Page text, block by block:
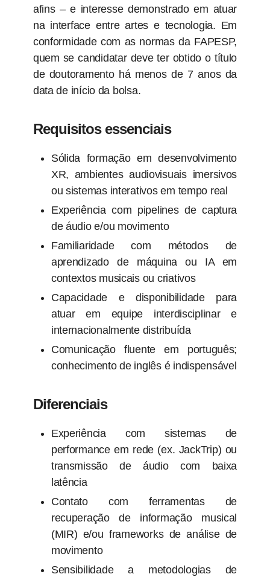
afins – e interesse demonstrado em atuar
na interface entre artes e tecnologia. Em
conformidade com as normas da FAPESP,
quem se candidatar deve ter obtido o título
de doutoramento há menos de 7 anos da
data de início da bolsa.
Requisitos essenciais
Sólida formação em desenvolvimento
XR, ambientes audiovisuais imersivos
ou sistemas interativos em tempo real
Experiência com pipelines de captura
de áudio e/ou movimento
Familiaridade com métodos de
aprendizado de máquina ou IA em
contextos musicais ou criativos
Capacidade e disponibilidade para
atuar em equipe interdisciplinar e
internacionalmente distribuída
Comunicação fluente em português;
conhecimento de inglês é indispensável
Diferenciais
Experiência com sistemas de
performance em rede (ex. JackTrip) ou
transmissão de áudio com baixa
latência
Contato com ferramentas de
recuperação de informação musical
(MIR) e/ou frameworks de análise de
movimento
Sensibilidade a metodologias de